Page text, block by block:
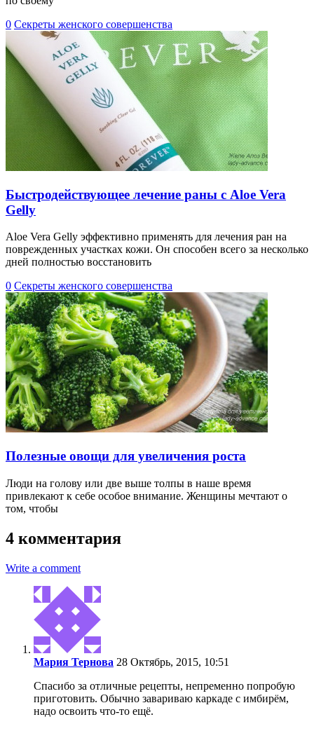
0 Секреты женского совершенства
Быстродействующее лечение раны с Aloe Vera
Gelly
Aloe Vera Gelly эффективно применять для лечения ран на
поврежденных участках кожи. Он способен всего за несколько
дней полностью восстановить
0 Секреты женского совершенства
Полезные овощи для увеличения роста
Люди на голову или две выше толпы в наше время
привлекают к себе особое внимание. Женщины мечтают о
том, чтобы
4 комментария
Write a comment
Мария Тернова 28 Октябрь, 2015, 10:51
Спасибо за отличные рецепты, непременно попробую
приготовить. Обычно завариваю каркаде с имбирём,
надо освоить что-то ещё.